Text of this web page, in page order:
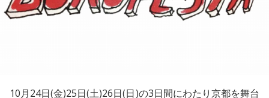
10月24日(金)25日(土)26日(日)の3日間にわたり京都を舞台